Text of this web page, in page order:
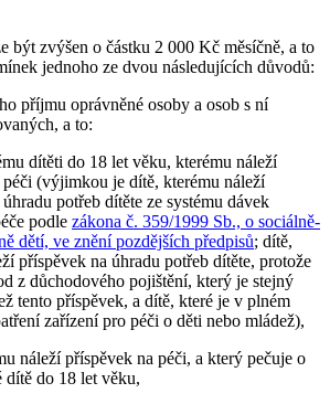
být zvýšen o částku 2 000 Kč měsíčně, a to
jednoho ze dvou následujících důvodů:
příjmu oprávněné osoby a osob s ní
a to:
dítěti do 18 let věku, kterému náleží
péči (výjimkou je dítě, kterému náleží
potřeb dítěte ze systému dávek
podlezákona č. 359/1999 Sb., o sociálně-
dětí, ve znění pozdějších předpisů; dítě,
příspěvek na úhradu potřeb dítěte, protože
z důchodového pojištění, který je stejný
tento příspěvek, a dítě, které je v plném
zařízení pro péči o děti nebo mládež),
náleží příspěvek na péči, a který pečuje o
dítě do 18 let věku,